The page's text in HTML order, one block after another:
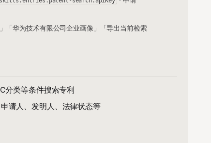
「华为技术有限公司企业画像」「导出当前检索
分类等条件搜索专利
请人、发明人、法律状态等